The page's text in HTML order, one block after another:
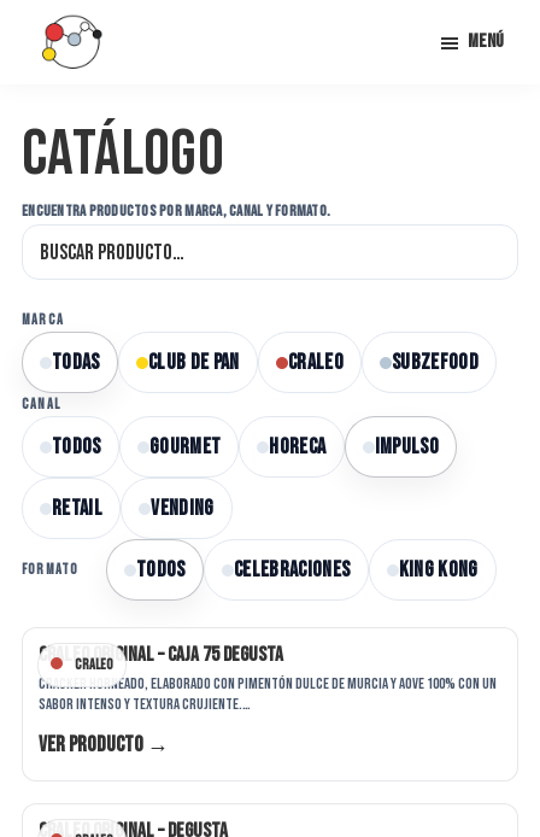
principal
La
clave
del
negocio
de
alimentación
Menú
Catálogo
ENCUENTRA PRODUCTOS POR MARCA, CANAL Y FORMATO.
MARCA
Todas Club de Pan Craleo Subzefood
CANAL
Todos GOURMET HORECA IMPULSO
RETAIL VENDING
FORMATO Todos CELEBRACIONES KING KONG
Craleo
Craleo Original – Caja 75 Degusta
Cracker horneado, elaborado con pimentón dulce de Murcia y AOVE 100% con un
sabor intenso y textura crujiente.…
Ver producto →
Craleo Original – Degusta